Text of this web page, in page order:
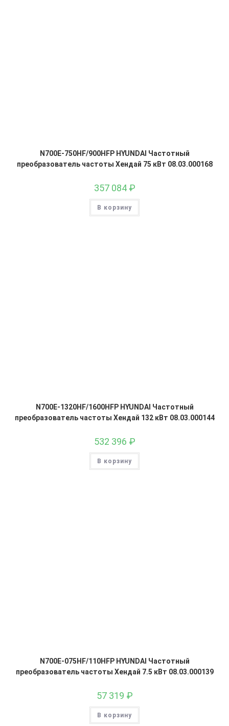
N700E-750HF/900HFP HYUNDAI Частотный
преобразователь частоты Хендай 75 кВт 08.03.000168
357 084 ₽
В корзину
N700E-1320HF/1600HFP HYUNDAI Частотный
преобразователь частоты Хендай 132 кВт 08.03.000144
532 396 ₽
В корзину
N700E-075HF/110HFP HYUNDAI Частотный
преобразователь частоты Хендай 7.5 кВт 08.03.000139
57 319 ₽
В корзину